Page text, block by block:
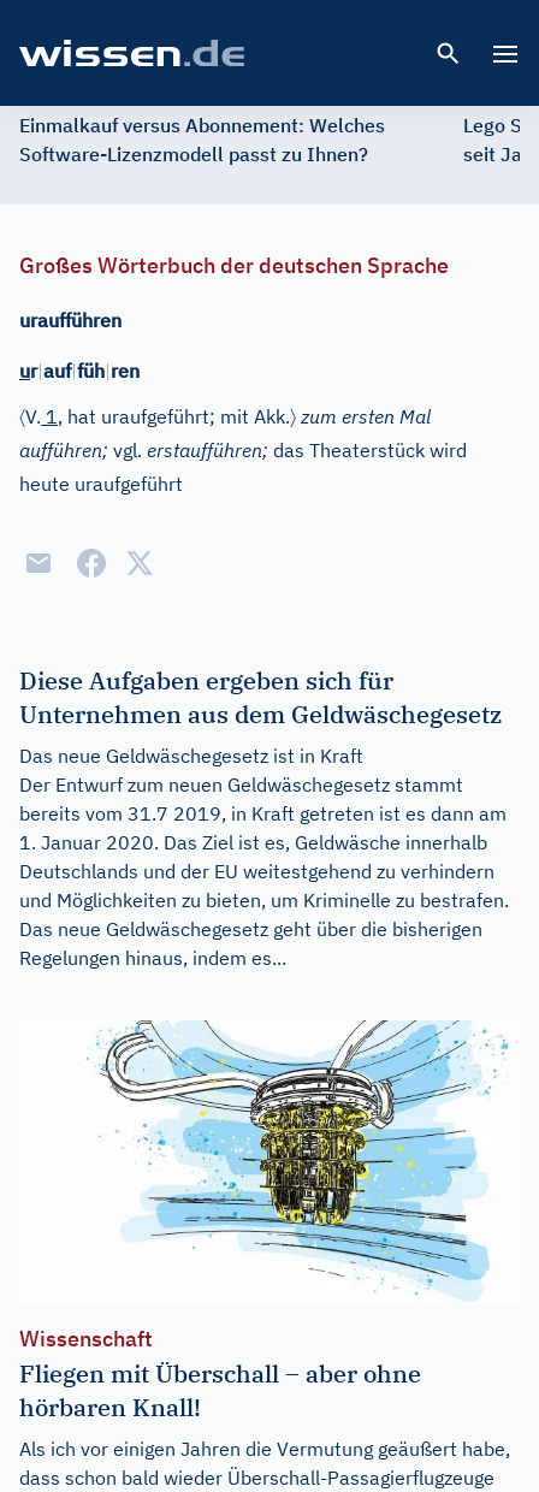
Einmalkauf versus Abonnement: Welches
Software-Lizenzmodell passt zu Ihnen?
Lego
seit
Großes Wörterbuch der deutschen Sprache
uraufführen
ur|auf|füh|ren
〈V. 1, hat uraufgeführt; mit Akk.〉 zum ersten Mal
aufführen; vgl. erstaufführen; das Theaterstück wird
heute uraufgeführt
Diese Aufgaben ergeben sich für
Unternehmen aus dem Geldwäschegesetz
Das neue Geldwäschegesetz ist in Kraft
Der Entwurf zum neuen Geldwäschegesetz stammt
bereits vom 31.7 2019, in Kraft getreten ist es dann am
1. Januar 2020. Das Ziel ist es, Geldwäsche innerhalb
Deutschlands und der EU weitestgehend zu verhindern
und Möglichkeiten zu bieten, um Kriminelle zu bestrafen.
Das neue Geldwäschegesetz geht über die bisherigen
Regelungen hinaus, indem es...
Wissenschaft
Fliegen mit Überschall – aber ohne
hörbaren Knall!
Als ich vor einigen Jahren die Vermutung geäußert habe,
dass schon bald wieder Überschall-Passagierflugzeuge